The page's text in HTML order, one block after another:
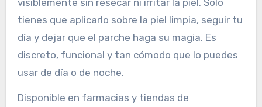
visiblemente sin resecar ni irritar la piel. Solo
tienes que aplicarlo sobre la piel limpia, seguir tu
día y dejar que el parche haga su magia. Es
discreto, funcional y tan cómodo que lo puedes
usar de día o de noche.
Disponible en farmacias y tiendas de